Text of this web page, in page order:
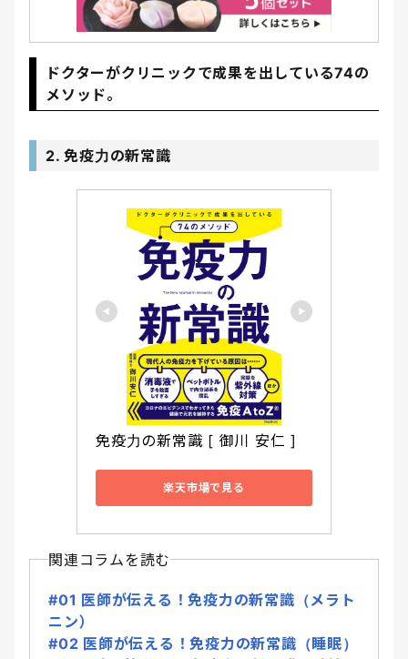
ドクターがクリニックで成果を出している74の
メソッド。
2. 免疫力の新常識
免疫力の新常識 [ 御川 安仁 ]
楽天市場で見る
関連コラムを読む
#01 医師が伝える！免疫力の新常識（メラト
ニン）
#02 医師が伝える！免疫力の新常識（睡眠）